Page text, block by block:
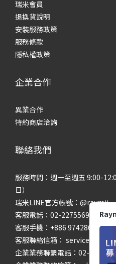
瑞米會員
退換貨說明
安裝服務政策
服務條款
隱私權政策
企業合作
異業合作
特約商店洽詢
聯絡我們
服務時間：週一至週五 9:00-
日）
瑞米LINE官方帳號：@raymii
客服電話：02-22755699 #201
客服手機：+886 974286654
客服聯絡信箱：
企業業務聯繫電話：02-